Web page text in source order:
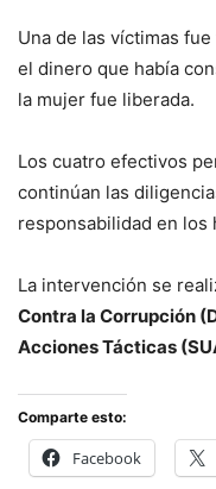
Una de las víctimas
el dinero que había
la mujer fue liberada.
Los cuatro efectivos
continúan las
responsabilidad en los
La intervención se
Contra la Corrupción
Acciones Tácticas
Comparte esto:
Facebook